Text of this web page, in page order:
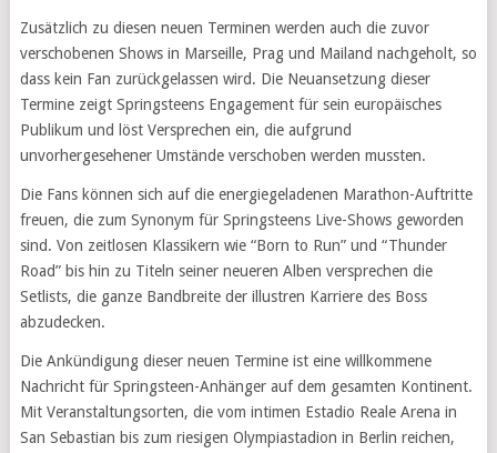
Zusätzlich zu diesen neuen Terminen werden auch die zuvor
verschobenen Shows in Marseille, Prag und Mailand nachgeholt, so
dass kein Fan zurückgelassen wird. Die Neuansetzung dieser
Termine zeigt Springsteens Engagement für sein europäisches
Publikum und löst Versprechen ein, die aufgrund
unvorhergesehener Umstände verschoben werden mussten.
Die Fans können sich auf die energiegeladenen Marathon-Auftritte
freuen, die zum Synonym für Springsteens Live-Shows geworden
sind. Von zeitlosen Klassikern wie “Born to Run” und “Thunder
Road” bis hin zu Titeln seiner neueren Alben versprechen die
Setlists, die ganze Bandbreite der illustren Karriere des Boss
abzudecken.
Die Ankündigung dieser neuen Termine ist eine willkommene
Nachricht für Springsteen-Anhänger auf dem gesamten Kontinent.
Mit Veranstaltungsorten, die vom intimen Estadio Reale Arena in
San Sebastian bis zum riesigen Olympiastadion in Berlin reichen,